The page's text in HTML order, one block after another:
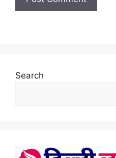
Search